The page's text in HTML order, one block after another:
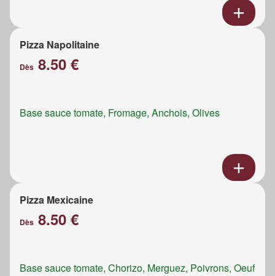
Pizza Napolitaine
Dès 8.50 €
Base sauce tomate, Fromage, Anchois, Olives
Pizza Mexicaine
Dès 8.50 €
Base sauce tomate, Chorizo, Merguez, Poivrons, Oeuf